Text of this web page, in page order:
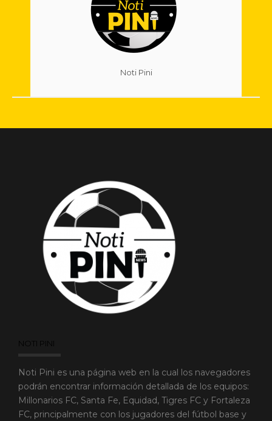
Noti Pini
NOTI PINI
Noti Pini es una página web en la cual los navegadores
podrán encontrar información detallada de los equipos:
Millonarios FC, Santa Fe, Equidad, Tigres FC y Fortaleza
FC, principalmente con los jugadores del fútbol base y